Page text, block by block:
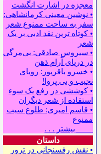
معجزه در اشارت انگشت
• نوشین معینی کرمانشاهی:
سفر به ساحت ممنوع شعر
• کوتاه ترین نقد ادبی بر یک
شعر
• سیروس صادقی: بی‌مرگی
در دریای آرام ذهن
• خسرو باقرپور: ﺭوﻳﺎﻯ
ﻧﺠﻴﺐ ﻭ ﺑﻰ ﭘﺮﻭﺍ!
• کوششی در رفع یک سوء
استفاده از شعر دیگران
• قاسم امیری: طلوع سیب
ممنوع
بیشتر . . .
داستان
• نقش رفسنجانی در ترور